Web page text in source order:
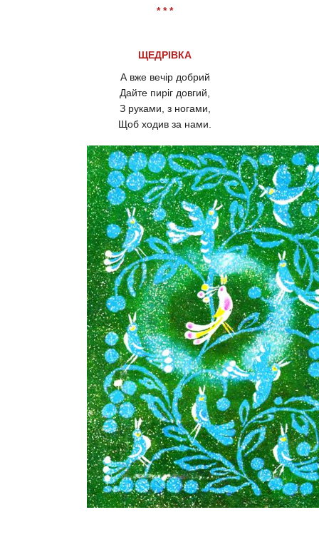
* * *
ЩЕДРІВКА
А вже вечір добрий
Дайте пиріг довгий,
З руками, з ногами,
Щоб ходив за нами.